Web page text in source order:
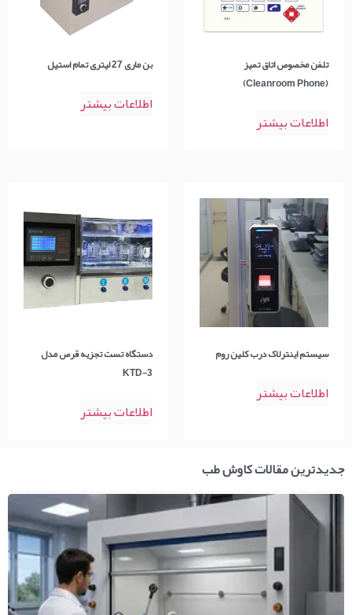
تلفن مخصوص اتاق تمیز
(Cleanroom Phone)
اطلاعات بیشتر
بن ماری 27 لیتری تمام استیل
اطلاعات بیشتر
سیستم اینترلاک درب کلین روم
اطلاعات بیشتر
دستگاه تست تجزیه قرص مدل
KTD-3
اطلاعات بیشتر
جدیدترین مقالات کاوش طب